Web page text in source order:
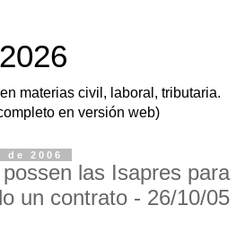
materias civil, laboral, tributaria.
en versión web)
de 2006
las Isapres para
un contrato - 26/10/05